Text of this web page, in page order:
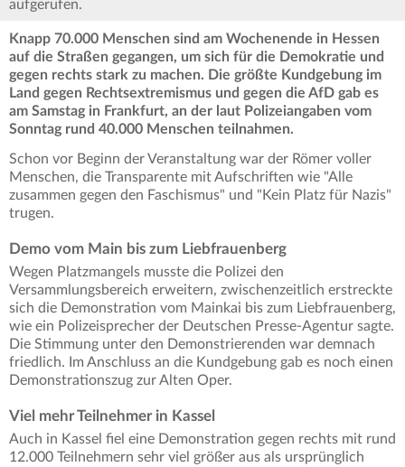
aufgerufen.
Knapp 70.000 Menschen sind am Wochenende in Hessen
auf die Straßen gegangen, um sich für die Demokratie und
gegen rechts stark zu machen. Die größte Kundgebung im
Land gegen Rechtsextremismus und gegen die AfD gab es
am Samstag in Frankfurt, an der laut Polizeiangaben vom
Sonntag rund 40.000 Menschen teilnahmen.
Schon vor Beginn der Veranstaltung war der Römer voller
Menschen, die Transparente mit Aufschriften wie "Alle
zusammen gegen den Faschismus" und "Kein Platz für Nazis"
trugen.
Demo vom Main bis zum Liebfrauenberg
Wegen Platzmangels musste die Polizei den
Versammlungsbereich erweitern, zwischenzeitlich erstreckte
sich die Demonstration vom Mainkai bis zum Liebfrauenberg,
wie ein Polizeisprecher der Deutschen Presse-Agentur sagte.
Die Stimmung unter den Demonstrierenden war demnach
friedlich. Im Anschluss an die Kundgebung gab es noch einen
Demonstrationszug zur Alten Oper.
Viel mehr Teilnehmer in Kassel
Auch in Kassel fiel eine Demonstration gegen rechts mit rund
12.000 Teilnehmern sehr viel größer aus als ursprünglich